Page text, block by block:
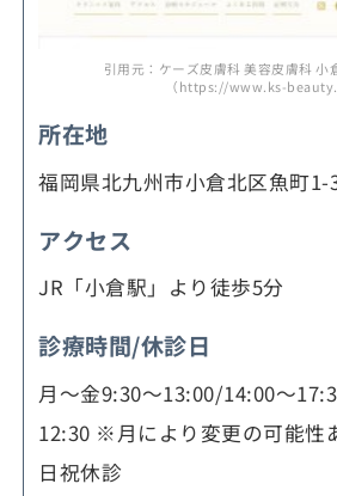
引用元：ケーズ皮膚科 美容皮膚科 小
（https://www.ks-
所在地
福岡県北九州市小倉北区魚町1-
アクセス
JR「小倉駅」より徒歩5分
診療時間/休診日
月～金9:30～13:00/14:00～
12:30 ※月により変更の可能性
日祝休診